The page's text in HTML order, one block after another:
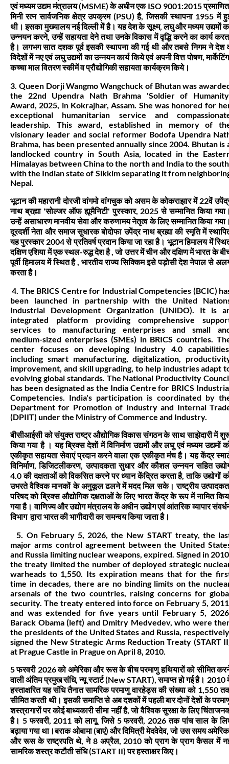
एवं मध्यम उद्यम मंत्रालय (MSME) के अधीन एक ISO 9001:2015
मिनी रत्न सार्वजनिक क्षेत्र उपक्रम (PSU) है, जिसकी स्थापना 1955 में
थी। इसका मुख्यालय नई दिल्ली में है। यह देश के सूक्ष्म, लघु और मध्यम उद्यमों
उन्नयन करने, उन्हें सहायता देने तथा उनके विकास में वृद्धि करने का कार्य
है। लगभग सात दशक पूर्व इसकी स्थापना की गई थी और तबसे निगम ने देश
विदेशों में नए एवं लघु उद्यमों का उन्नयन कार्य किये एवं अपनी वित्त पोषण,
कच्चा माल वितरण स्कीमें व प्रौद्योगिकी सहायता कार्यक्रम किये।
3. Queen Dorji Wangmo Wangchuck of Bhutan was
the 22nd Upendra Nath Brahma 'Soldier of
Award, 2025, in Kokrajhar, Assam. She was honored for
exceptional humanitarian service and
leadership. This award, established in memory of
visionary leader and social reformer Bodofa Upendra
Brahma, has been presented annually since 2004. Bhutan is
landlocked country in South Asia, located in the
Himalayas between China to the north and India to the
with the Indian state of Sikkim separating it from
Nepal.
भूटान की महारानी दोरजी वांगमो वांगचुक को असम के कोकराझार में 22वें
नाथ ब्रह्मा 'सोल्जर ऑफ ह्यूमैनिटी' पुरस्कार, 2025 से सम्मानित किया
उन्हें असाधारण मानवीय सेवा और करुणामय नेतृत्व के लिए सम्मानित किया
दूरदर्शी नेता और समाज सुधारक बोदोफा उपेंद्र नाथ ब्रह्मा की स्मृति में
यह पुरस्कार 2004 से प्रतिवर्ष प्रदान किया जा रहा है। भूटान हिमालय में
दक्षिण एशिया में एक स्थल-रुद्ध देश है , जो उत्तर में चीन और दक्षिण में भारत के
पूर्वी हिमालय में स्थित है , भारतीय राज्य सिक्किम इसे पड़ोसी देश नेपाल से
करता है।
4. The BRICS Centre for Industrial Competencies (BCIC)
been launched in partnership with the United
Industrial Development Organization (UNIDO). It is
integrated platform providing comprehensive
services to manufacturing enterprises and small
medium-sized enterprises (SMEs) in BRICS countries.
center focuses on developing Industry 4.0
including smart manufacturing, digitalization,
improvement, and skill upgrading, to help industries adapt
evolving global standards. The National Productivity
has been designated as the India Centre for BRICS
Competencies. India's participation is coordinated by
Department for Promotion of Industry and Internal
(DPIIT) under the Ministry of Commerce and Industry.
बीसीआईसी को संयुक्त राष्ट्र औद्योगिक विकास संगठन के साथ साझेदारी में
किया गया है । यह ब्रिक्स देशों में विनिर्माण उद्यमों और लघु एवं मध्यम उद्यमों
एकीकृत सहायता सेवाएं प्रदान करने वाला एक एकीकृत मंच है। यह केंद्र
विनिर्माण, डिजिटलीकरण, उत्पादकता सुधार और कौशल उन्नयन सहित
4.0 की दक्षताओं को विकसित करने पर ध्यान केंद्रित करता है, ताकि उद्योगों
उभरते वैश्विक मानकों के अनुकूल ढलने में मदद मिल सके। राष्ट्रीय
परिषद को ब्रिक्स औद्योगिक दक्षताओं के लिए भारत केंद्र के रूप में नामित
गया है। वाणिज्य और उद्योग मंत्रालय के अधीन उद्योग एवं आंतरिक व्यापार
विभाग द्वारा भारत की भागीदारी का समन्वय किया जाता है।
5. On February 5, 2026, the New START treaty, the
major arms control agreement between the United
and Russia limiting nuclear weapons, expired. Signed in
the treaty limited the number of deployed strategic
warheads to 1,550. Its expiration means that for the
time in decades, there are no binding limits on the
arsenals of the two countries, raising concerns for
security. The treaty entered into force on February 5,
and was extended for five years until February 5,
Barack Obama (left) and Dmitry Medvedev, who were
the presidents of the United States and Russia,
signed the New Strategic Arms Reduction Treaty (START
at Prague Castle in Prague on April 8, 2010.
5 फरवरी 2026 को अमेरिका और रूस के बीच परमाणु हथियारों को सीमित
वाली अंतिम प्रमुख संधि, न्यू स्टार्ट (New START), समाप्त हो गई है। 2010
हस्ताक्षरित यह संधि तैनात सामरिक परमाणु वारहेड्स की संख्या को 1,550
सीमित करती थी। इसकी समाप्ति से अब दशकों में पहली बार दोनों देशों के
शस्त्रागारों पर कोई बाध्यकारी सीमा नहीं है, जो वैश्विक सुरक्षा के लिए
है। 5 फरवरी, 2011 को लागू, जिसे 5 फरवरी, 2026 तक पांच साल के
बढ़ाया गया था।बराक ओबामा (बाएं) और दिमित्री मेदवेदेव, जो उस समय
और रूस के राष्ट्रपति थे, ने 8 अप्रैल, 2010 को प्राग के प्राग कैसल में
सामरिक शस्त्र कटौती संधि (START II) पर हस्ताक्षर किए।